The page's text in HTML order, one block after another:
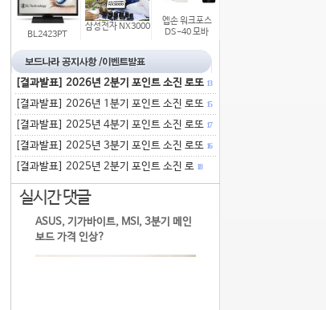
BL2423PT
삼성전자 NX3000
엡손 워크포스
DS-40 모바
[결과발표] 2026년 2분기 포인트 소진 로또 13
[결과발표] 2026년 1분기 포인트 소진 로또 15
[결과발표] 2025년 4분기 포인트 소진 로또 17
[결과발표] 2025년 3분기 포인트 소진 로또 16
[결과발표] 2025년 2분기 포인트 소진 로 18
실시간 댓글
ASUS, 기가바이트, MSI, 3분기 메인
보드 가격 인상?